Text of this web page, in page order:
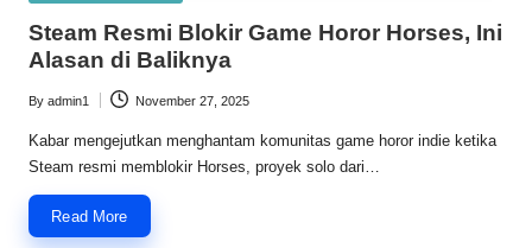
A
rt
G
if
t
Steam Resmi Blokir Game Horor Horses, Ini
Alasan di Baliknya
Posted
by
By admin1 November 27, 2025
Kabar mengejutkan menghantam komunitas game horor indie ketika
Steam resmi memblokir Horses, proyek solo dari…
Read More